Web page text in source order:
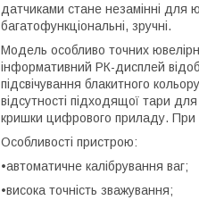
датчиками стане незамінні для
багатофункціональні, зручні.
Модель особливо точних
інформативний РК-дисплей
підсвічування блакитного
відсутності підходящої тари
кришки цифрового приладу. При
Особливості пристрою:
•автоматичне калібрування ваг;
•висока точність зважування;